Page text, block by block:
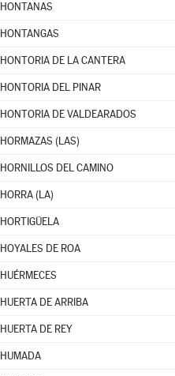
HONTANAS
HONTANGAS
HONTORIA DE LA CANTERA
HONTORIA DEL PINAR
HONTORIA DE VALDEARADOS
HORMAZAS (LAS)
HORNILLOS DEL CAMINO
HORRA (LA)
HORTIGÜELA
HOYALES DE ROA
HUÉRMECES
HUERTA DE ARRIBA
HUERTA DE REY
HUMADA